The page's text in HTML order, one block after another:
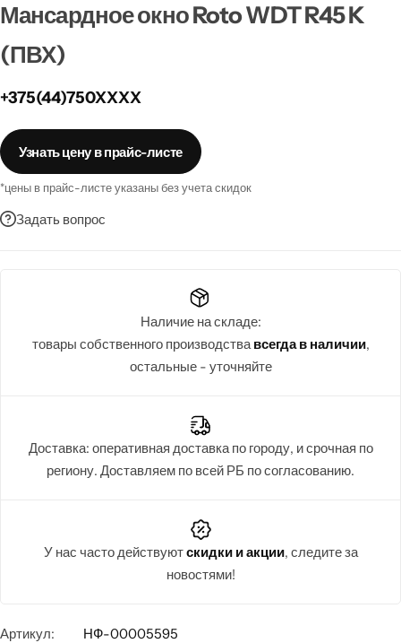
Мансардное окно Roto WDT R45 K
(ПВХ)
+375(44)750XXXX
Узнать цену в прайс-листе
*цены в прайс-листе указаны без учета скидок
Задать вопрос
Наличие на складе:
товары собственного производствавсегда в наличии,
остальные - уточняйте
Доставка: оперативная доставка по городу, и срочная по
региону. Доставляем по всей РБ по согласованию.
У нас часто действуютскидки и акции, следите за
новостями!
Артикул: НФ-00005595
Мансардные окна
Террасная доска